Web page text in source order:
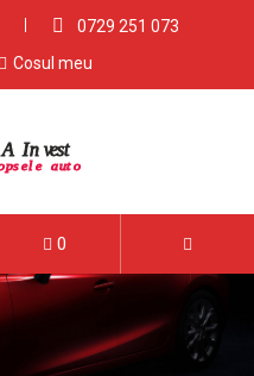
0729 251 073
Cosul meu
0